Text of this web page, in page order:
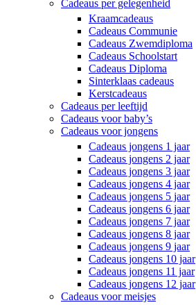
Cadeaus per gelegenheid
Kraamcadeaus
Cadeaus Communie
Cadeaus Zwemdiploma
Cadeaus Schoolstart
Cadeaus Diploma
Sinterklaas cadeaus
Kerstcadeaus
Cadeaus per leeftijd
Cadeaus voor baby’s
Cadeaus voor jongens
Cadeaus jongens 1 jaar
Cadeaus jongens 2 jaar
Cadeaus jongens 3 jaar
Cadeaus jongens 4 jaar
Cadeaus jongens 5 jaar
Cadeaus jongens 6 jaar
Cadeaus jongens 7 jaar
Cadeaus jongens 8 jaar
Cadeaus jongens 9 jaar
Cadeaus jongens 10 jaar
Cadeaus jongens 11 jaar
Cadeaus jongens 12 jaar
Cadeaus voor meisjes